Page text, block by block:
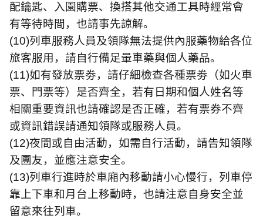
配鑰匙、入園購票、換搭其他交通工具時經常會
有等待時間，也請事先諒解。
(10)列車服務人員及領隊無法提供內服藥物給各位
旅客服用，請自行備足暈車藥與個人藥品。
(11)如有發放票劵，請仔細檢查各種票劵（如火車
票、門票等）是否齊全，若有日期和個人姓名等
相關重要資訊也請確認是否正確，若有票券不齊
或資訊錯誤請通知領隊或服務人員。
(12)夜間或自由活動，如需自行活動，請告知領隊
及團友，並應注意安全。
(13)列車行進時於車廂內移動請小心慢行，列車停
靠上下車和月台上移動時，也請注意自身安全並
留意來往列車。